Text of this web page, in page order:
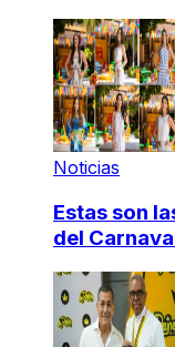
Noticias
Estas son
del